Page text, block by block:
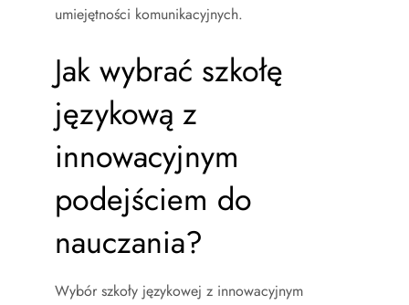
umiejętności komunikacyjnych.
Jak wybrać szkołę
językową z
innowacyjnym
podejściem do
nauczania?
Wybór szkoły językowej z innowacyjnym